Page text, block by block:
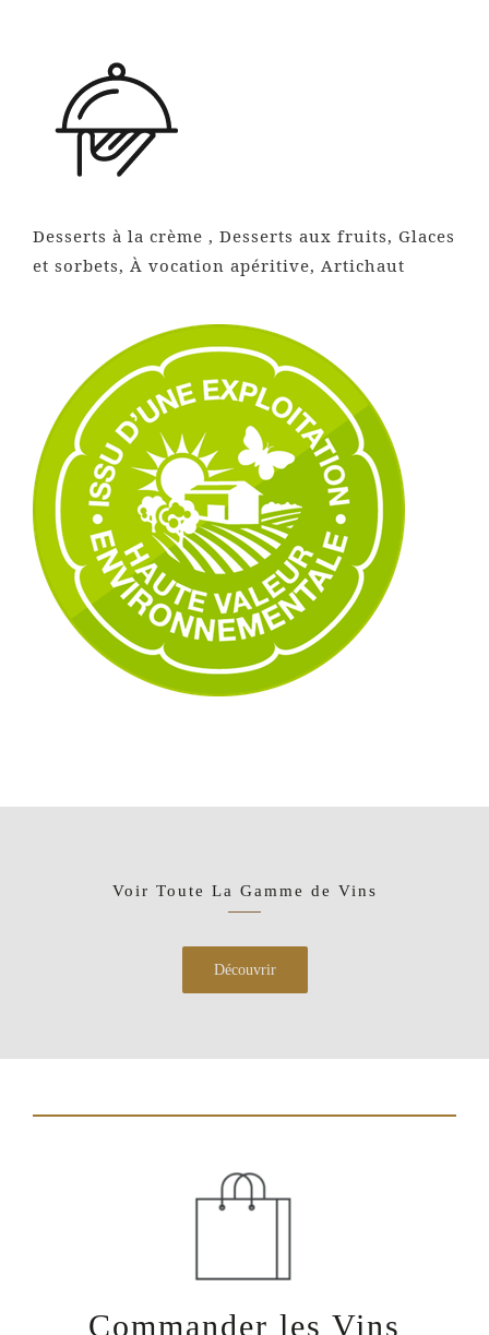
Desserts à la crème , Desserts aux fruits, Glaces
et sorbets, À vocation apéritive, Artichaut
Voir Toute La Gamme de Vins
Découvrir
Commander les Vins